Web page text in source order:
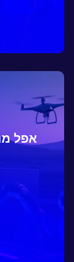
אפל